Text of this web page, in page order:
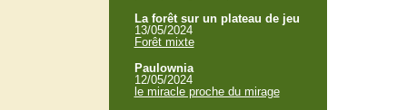
La forêt sur un plateau de jeu
13/05/2024
Forêt mixte
Paulownia
12/05/2024
le miracle proche du mirage